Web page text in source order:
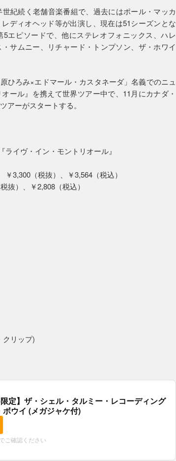
世紀続く老舗音楽番組で、過去にはポール・マッカ
ディオヘッド等が出演し、現在は51シーズンとな
エピソードで、他にステレオフォニックス、ハレ
サムニー、リチャード・トンプソン、ザ・ホワイ
ひろみ×エドマール・カスタネーダ」名義でのニュ
ール』を携えて世界ツアー中で、11月にカナダ・
アーがスタートする。
イヴ・イン・モントリオール』
3,300（税抜）、￥3,564（税込）
）、￥2,808（税込）
クリップ)
定】ザ・シェル・タルミー・レコーディング
ボウイ (メガジャケ付)
ご確認ください